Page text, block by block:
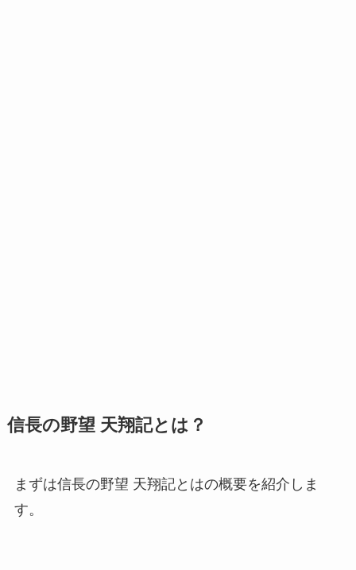
信長の野望 天翔記とは？
まずは信長の野望 天翔記とはの概要を紹介しま
す。